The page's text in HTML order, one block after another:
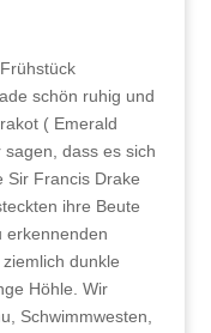
schön ruhig und
( Emerald
dass es sich
Sir Francis Drake
ihre Beute
erkennenden
dunkle
Höhle. Wir
Schwimmwesten,